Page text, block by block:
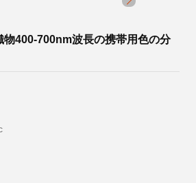
物400-700nm波長の携帯用色の分